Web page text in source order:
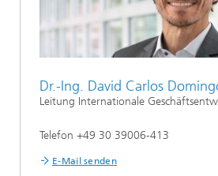
Dr.-Ing. David Carlos
Leitung Internationale
Telefon +49 30 39006-413
E-Mail senden